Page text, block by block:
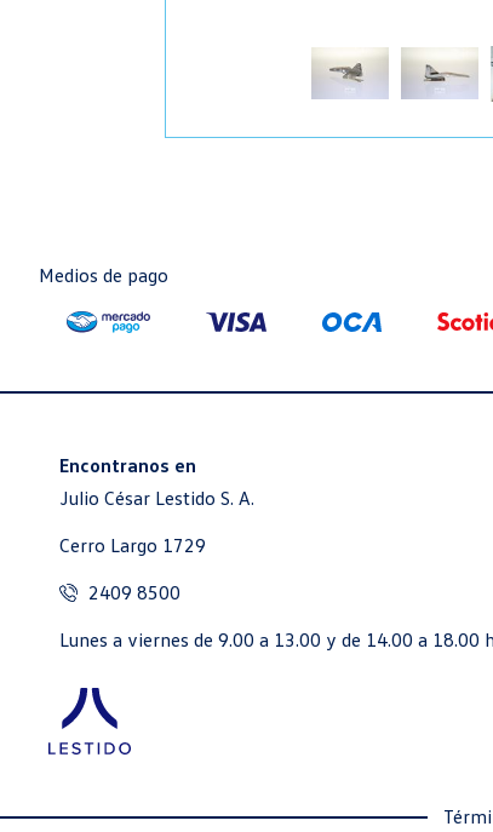
Medios de pago
Encontranos en
Julio César Lestido S. A.
Cerro Largo 1729
2409 8500
Lunes a viernes de 9.00 a 13.00 y de 14.00 a 18.00